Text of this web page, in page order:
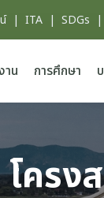
| ITA | SDGs |
าน การศึกษา
โครง